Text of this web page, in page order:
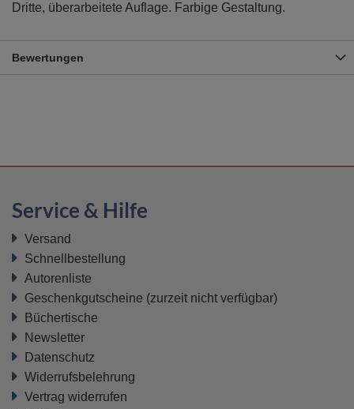
Dritte, überarbeitete Auflage. Farbige Gestaltung.
Bewertungen
Service & Hilfe
Versand
Schnellbestellung
Autorenliste
Geschenkgutscheine (zurzeit nicht verfügbar)
Büchertische
Newsletter
Datenschutz
Widerrufsbelehrung
Vertrag widerrufen